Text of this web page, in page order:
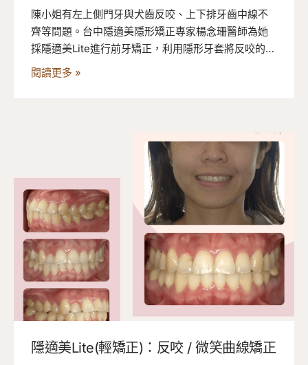
陳小姐有左上側門牙與犬齒反咬、上下排牙齒中線不
齊等問題。台中隱適美隱形矯正專家楊念珊醫師為她
採隱適美Lite進行前牙矯正，利用隱形牙套將反咬的側
門牙與犬齒調整為正常咬合，並對齊上下排牙齒中
閱讀更多 »
隱適美Lite(輕矯正)：反咬 / 微笑曲線矯正